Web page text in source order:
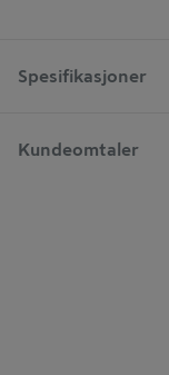
Spesifikasjoner
Kundeomtaler